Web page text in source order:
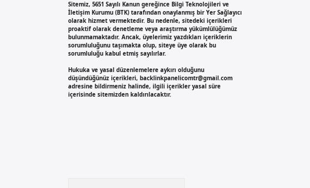
Sitemiz, 5651 Sayılı Kanun gereğince Bilgi Teknolojileri ve
İletişim Kurumu (BTK) tarafından onaylanmış bir Yer Sağlayıcı
olarak hizmet vermektedir. Bu nedenle, sitedeki içerikleri
proaktif olarak denetleme veya araştırma yükümlülüğümüz
bulunmamaktadır. Ancak, üyelerimiz yazdıkları içeriklerin
sorumluluğunu taşımakta olup, siteye üye olarak bu
sorumluluğu kabul etmiş sayılırlar.
Hukuka ve yasal düzenlemelere aykırı olduğunu
düşündüğünüz içerikleri, backlinkpanelicomtr@gmail.com
adresine bildirmeniz halinde, ilgili içerikler yasal süre
içerisinde sitemizden kaldırılacaktır.